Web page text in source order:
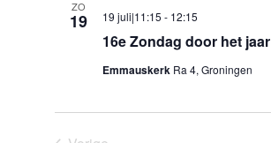
ZO
19
16e Zondag door het jaar
19 juli|11:15 - 12:15
Emmauskerk Ra 4, Groningen